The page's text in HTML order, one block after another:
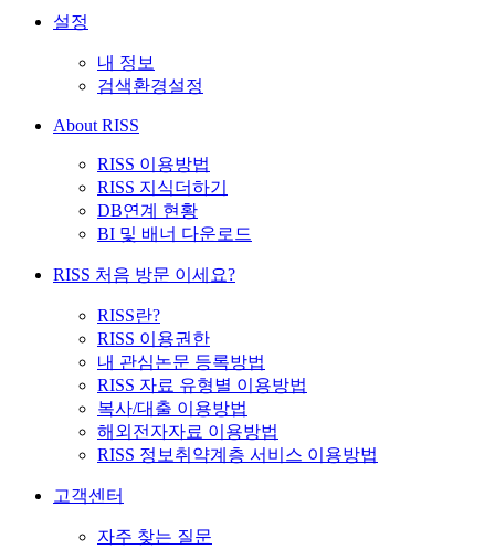
설정
내 정보
검색환경설정
About RISS
RISS 이용방법
RISS 지식더하기
DB연계 현황
BI 및 배너 다운로드
RISS 처음 방문 이세요?
RISS란?
RISS 이용권한
내 관심논문 등록방법
RISS 자료 유형별 이용방법
복사/대출 이용방법
해외전자자료 이용방법
RISS 정보취약계층 서비스 이용방법
고객센터
자주 찾는 질문